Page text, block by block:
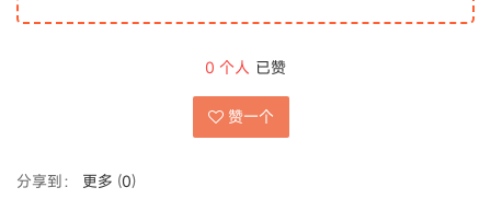
0 个人 已赞
赞一个
分享到： 更多 (0)